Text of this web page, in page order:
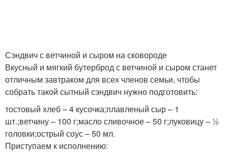
Сэндвич с ветчиной и сыром на сковороде
Вкусный и мягкий бутерброд с ветчиной и сыром станет
отличным завтраком для всех членов семьи, чтобы
собрать такой сытный сэндвич нужно подготовить:
тостовый хлеб – 4 кусочка;плавленый сыр – 1
шт.;ветчину – 100 г;масло сливочное – 50 г;луковицу – ½
головки;острый соус – 50 мл.
Приступаем к исполнению: